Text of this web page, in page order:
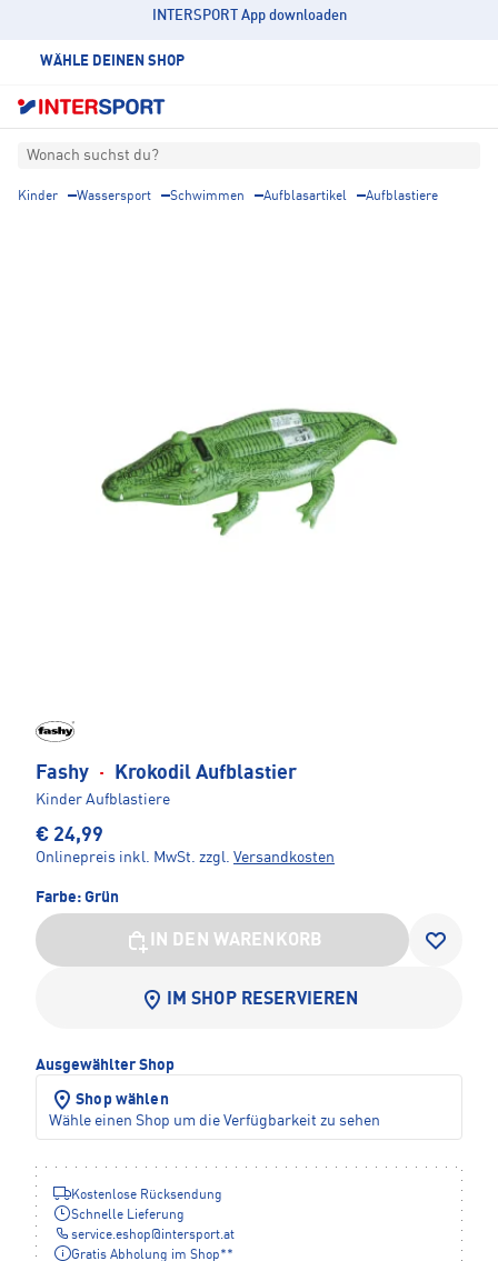
INTERSPORT App downloaden
WÄHLE DEINEN SHOP
Wonach suchst du?
Kinder Wassersport Schwimmen Aufblasartikel Aufblastiere
Fashy · Krokodil Aufblastier
Kinder Aufblastiere
€ 24,99
Onlinepreis inkl. MwSt. zzgl. Versandkosten
Farbe: Grün
IN DEN WARENKORB
IM SHOP RESERVIEREN
Ausgewählter Shop
Shop wählen
Wähle einen Shop um die Verfügbarkeit zu sehen
Kostenlose Rücksendung
Schnelle Lieferung
service.eshop@ intersport.at
Gratis Abholung im Shop**